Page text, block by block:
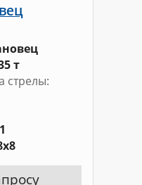
т
стрелы